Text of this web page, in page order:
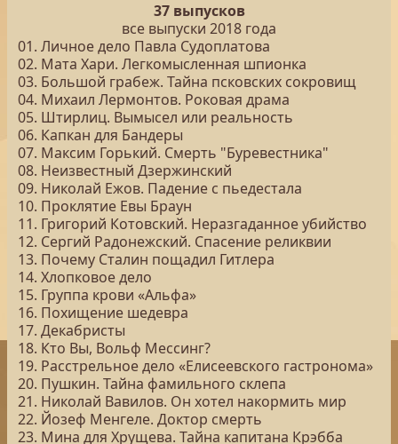
37 выпусков
все выпуски 2018 года
01. Личное дело Павла Судоплатова
02. Мата Хари. Легкомысленная шпионка
03. Большой грабеж. Тайна псковских сокровищ
04. Михаил Лермонтов. Роковая драма
05. Штирлиц. Вымысел или реальность
06. Капкан для Бандеры
07. Максим Горький. Смерть "Буревестника"
08. Неизвестный Дзержинский
09. Николай Ежов. Падение с пьедестала
10. Проклятие Евы Браун
11. Григорий Котовский. Неразгаданное убийство
12. Сергий Радонежский. Спасение реликвии
13. Почему Сталин пощадил Гитлера
14. Хлопковое дело
15. Группа крови «Альфа»
16. Похищение шедевра
17. Декабристы
18. Кто Вы, Вольф Мессинг?
19. Расстрельное дело «Елисеевского гастронома»
20. Пушкин. Тайна фамильного склепа
21. Николай Вавилов. Он хотел накормить мир
22. Йозеф Менгеле. Доктор смерть
23. Мина для Хрущева. Тайна капитана Крэбба